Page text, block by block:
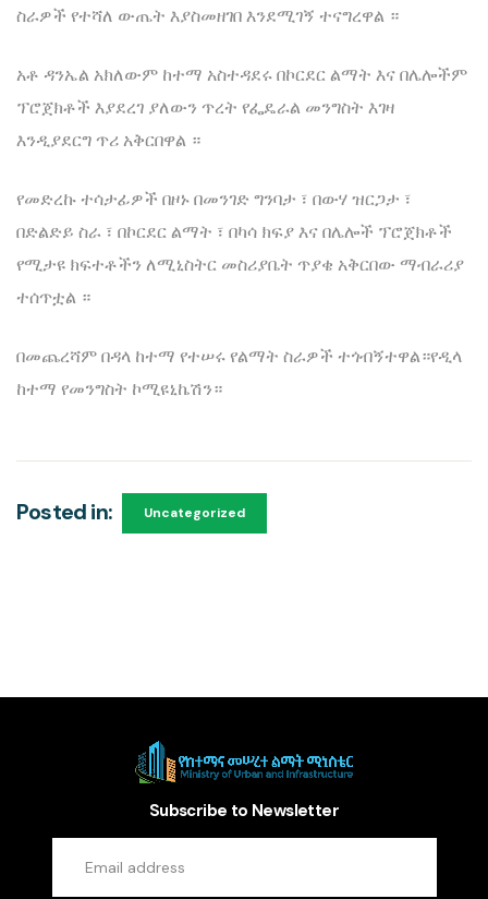
ስራዎች የተሻለ ውጤት እያስመዘገበ እንደሚገኝ ተናግረዋል ።
አቶ ዳንኤል አክለውም ከተማ አስተዳደሩ በኮርደር ልማት እና በሌሎችም
ፕሮጀክቶች እያደረገ ያለውን ጥረት የፌዴራል መንግስት እገዛ
እንዲያደርግ ጥሪ አቅርበዋል ።
የመድረኩ ተሳታፊዎች በዞኑ በመንገድ ግንባታ ፣ በውሃ ዝርጋታ ፣
በድልድይ ስራ ፣ በኮርደር ልማት ፣ በካሳ ክፍያ እና በሌሎች ፕሮጀክቶች
የሚታዩ ክፍተቶችን ለሚኒስትር መስሪያቤት ጥያቄ አቅርበው ማብራሪያ
ተሰጥቷል ።
በመጨረሻም በዳላ ከተማ የተሠሩ የልማት ስራዎች ተጎብኝተዋል።የዲላ
ከተማ የመንግስት ኮሚዩኒኬሽን።
Posted in: Uncategorized
Subscribe to Newsletter